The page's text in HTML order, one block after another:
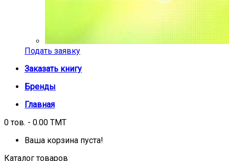
Подать заявку
Заказать книгу
Бренды
Главная
0 тов. - 0.00 TMT
Ваша корзина пуста!
Каталог товаров